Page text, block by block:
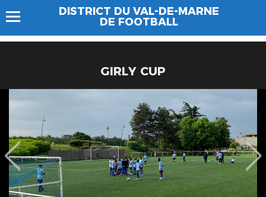
DISTRICT DU VAL-DE-MARNE
DE FOOTBALL
GIRLY CUP